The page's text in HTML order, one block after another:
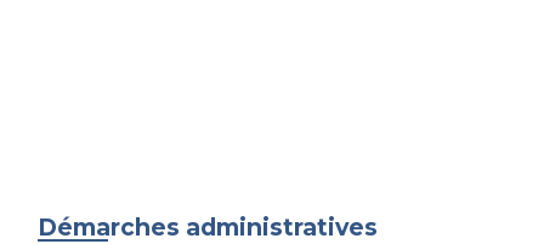
Démarches administratives